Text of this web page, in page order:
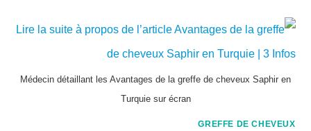
Médecin détaillant les Avantages de la greffe de cheveux Saphir en
Turquie sur écran
GREFFE DE CHEVEUX